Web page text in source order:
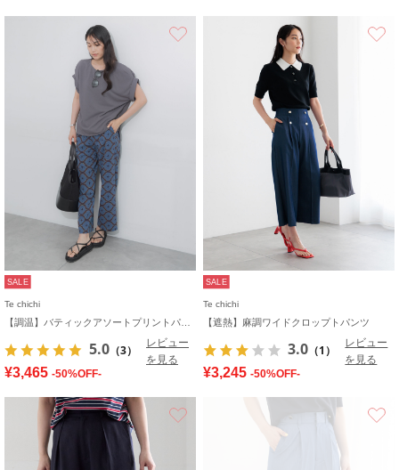
SALE
Te chichi
5.0 （3）
レビュー
を見る
¥3,465 -50%OFF-
SALE
Te chichi
【遮熱】麻調ワイドクロップトパンツ
3.0 （1）
レビュー
を見る
¥3,245 -50%OFF-